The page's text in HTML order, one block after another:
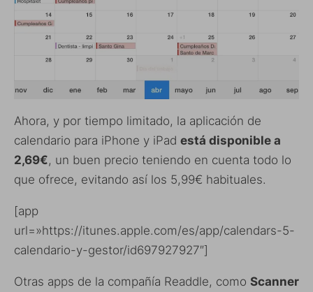
Ahora, y por tiempo limitado, la aplicación de
calendario para iPhone y iPad está disponible a
2,69€, un buen precio teniendo en cuenta todo lo
que ofrece, evitando así los 5,99€ habituales.
[app
url=»https://itunes.apple.com/es/app/calendars-5-
calendario-y-gestor/id697927927″]
Otras apps de la compañía Readdle, como Scanner